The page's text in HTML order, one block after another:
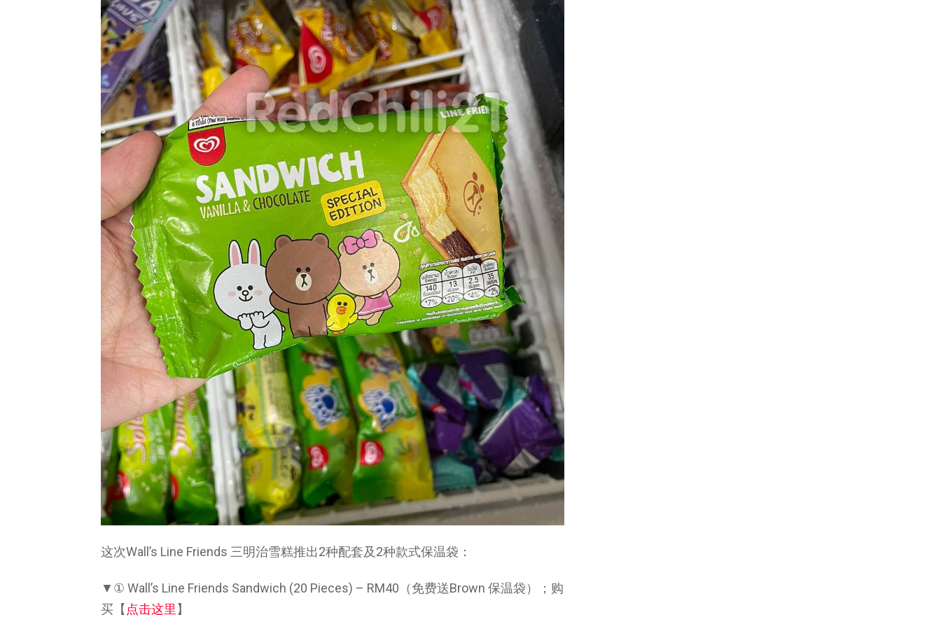
这次Wall’s Line Friends 三明治雪糕推出2种配套及2种款式保温袋：
▼① Wall’s Line Friends Sandwich (20 Pieces) – RM40（免费送Brown 保温袋）；购
买【 点击这里 】